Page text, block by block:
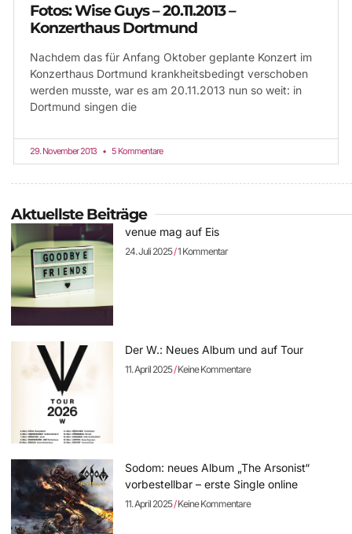
Fotos: Wise Guys – 20.11.2013 –
Konzerthaus Dortmund
Nachdem das für Anfang Oktober geplante Konzert im
Konzerthaus Dortmund krankheitsbedingt verschoben
werden musste, war es am 20.11.2013 nun so weit: in
Dortmund singen die
29. November 2013 5 Kommentare
Aktuellste Beiträge
venue mag auf Eis
24. Juli 2025 1 Kommentar
Der W.: Neues Album und auf Tour
11. April 2025 Keine Kommentare
Sodom: neues Album „The Arsonist“
vorbestellbar – erste Single online
11. April 2025 Keine Kommentare